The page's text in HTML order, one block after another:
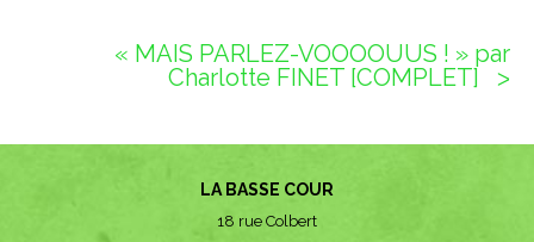
« MAIS PARLEZ-VOOOOUUS ! » par
Charlotte FINET [COMPLET]
ᐳ
LA BASSE COUR
18 rue Colbert